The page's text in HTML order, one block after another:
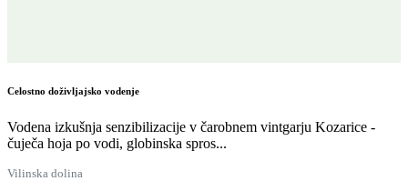
Celostno doživljajsko vodenje
Vodena izkušnja senzibilizacije v čarobnem vintgarju Kozarice -
čuječa hoja po vodi, globinska spros...
Vilinska dolina